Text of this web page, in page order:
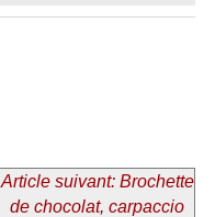
Article suivant: Brochette
de chocolat, carpaccio